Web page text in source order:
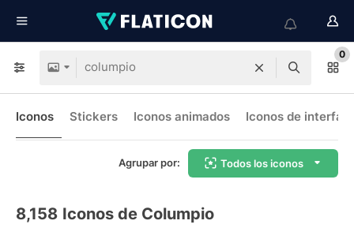
0
Iconos Stickers Iconos animados Iconos de interfaz
Agrupar por: Todos los iconos
8,158 Iconos de Columpio